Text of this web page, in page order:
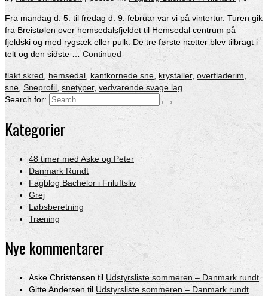
Fra mandag d. 5. til fredag d. 9. februar var vi på vintertur. Turen gik
fra Breistølen over hemsedalsfjeldet til Hemsedal centrum på
fjeldski og med rygsæk eller pulk. De tre første nætter blev tilbragt i
telt og den sidste …Continued
flakt skred hemsedal kantkornede sne krystaller, overfladerim
sne Sneprofil snetyper, vedvarende svage lag
Search for:
Kategorier
48 timer med Aske og Peter
Danmark Rundt
Fagblog Bachelor i Friluftsliv
Grej
Løbsberetning
Træning
Nye kommentarer
Aske Christensen til Udstyrsliste sommeren – Danmark rundt
Gitte Andersen til Udstyrsliste sommeren – Danmark rundt